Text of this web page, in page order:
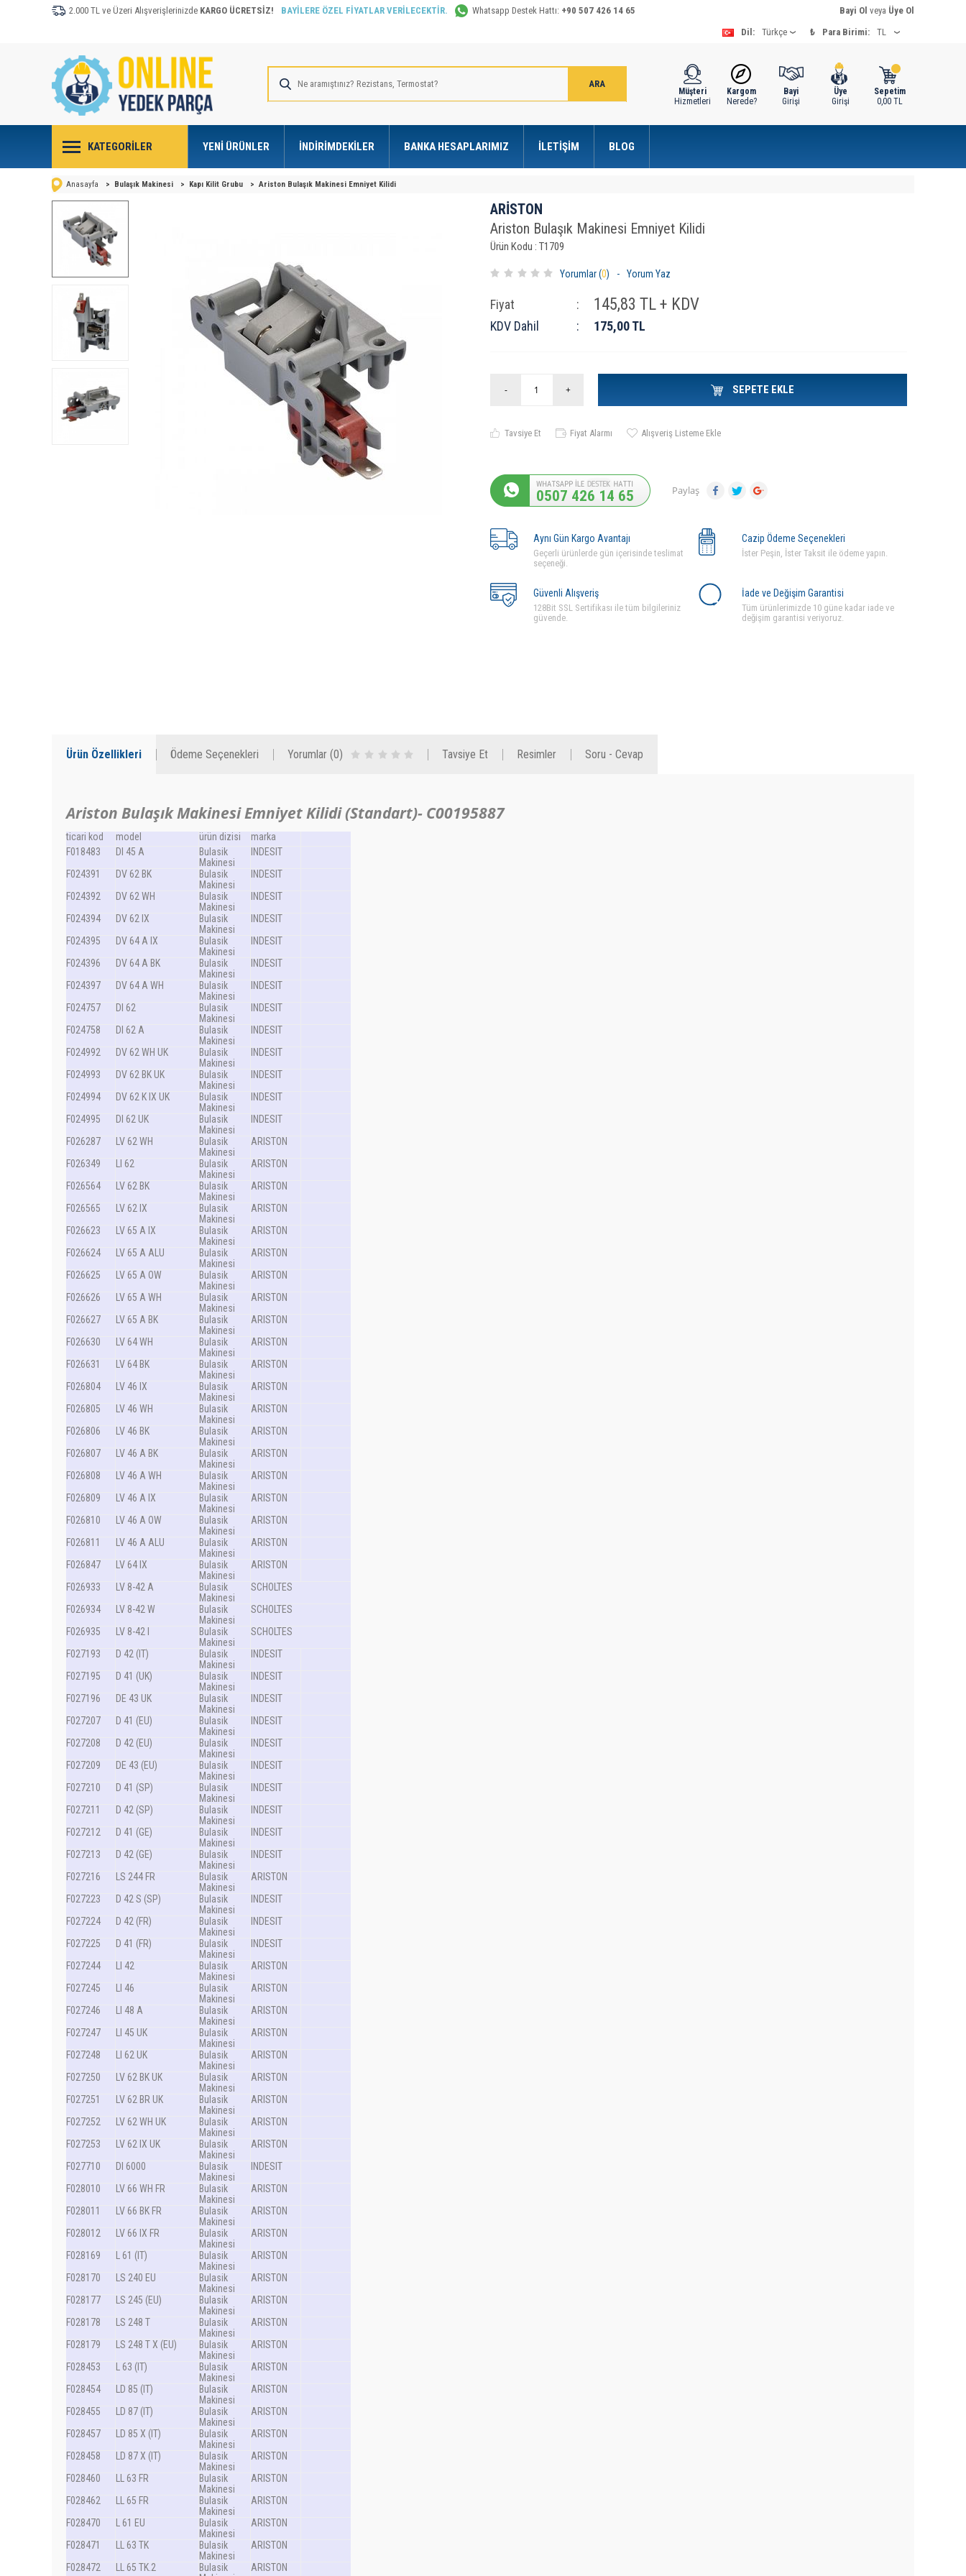
2.000 TL ve Üzeri Alışverişlerinizde KARGO ÜCRETSİZ! BAYİLERE ÖZEL FİYATLAR VERİLECEKTİR. Whatsapp Destek Hattı: +90 507 426 14 65 Bayi Ol veya Üye Ol
Dil:
₺ Para Birimi:
Sepetim
0,00TL
Üye
Girişi
Bayi
Girişi
Kargom
Nerede?
Müşteri
Hizmetleri
KATEGORILER YENI ÜRÜNLER İNDIRIMDEKILER BANKA HESAPLARIMIZ İLETIŞIM BLOG
Anasayfa > Bulaşık Makinesi > Kapı Kilit Grubu > Ariston Bulaşık Makinesi Emniyet Kilidi
ARİSTON
Ariston Bulaşık Makinesi Emniyet Kilidi
Ürün Kodu : T1709
Yorumlar (0) - Yorum Yaz
Fiyat : 145,83 TL + KDV
KDV Dahil : 175,00TL
- + SEPETE EKLE
Tavsiye Et Fiyat Alarmı Alışveriş Listeme Ekle
0507 426 14 65 Paylaş
Aynı Gün Kargo Avantajı
Geçerli ürünlerde gün içerisinde teslimat
seçeneği.
Cazip Ödeme Seçenekleri
İster Peşin, İster Taksit ile ödeme yapın.
Güvenli Alışveriş
128Bit SSL Sertifikası ile tüm bilgileriniz
güvende.
İade ve Değişim Garantisi
Tüm ürünlerimizde 10 güne kadar iade ve
değişim garantisi veriyoruz.
Ürün Özellikleri Ödeme Seçenekleri Yorumlar (0) Tavsiye Et Resimler Soru - Cevap
Ariston Bulaşık Makinesi Emniyet Kilidi (Standart)- C00195887
ticari kod model ürün dizisi
marka
F018483
DI 45 A
Bulasik
Makinesi
INDESIT
F024391
DV 62 BK
Bulasik
Makinesi
INDESIT
F024392
DV 62 WH
Bulasik
Makinesi
INDESIT
F024394
DV 62 IX
Bulasik
Makinesi
INDESIT
F024395
DV 64 A IX
Bulasik
Makinesi
INDESIT
F024396
DV 64 A BK
Bulasik
Makinesi
INDESIT
F024397
DV 64 A WH
Bulasik
Makinesi
INDESIT
F024757
DI 62
Bulasik
Makinesi
INDESIT
F024758
DI 62 A
Bulasik
Makinesi
INDESIT
F024992
DV 62 WH UK
Bulasik
Makinesi
INDESIT
F024993
DV 62 BK UK
Bulasik
Makinesi
INDESIT
F024994
DV 62 K IX UK
Bulasik
Makinesi
INDESIT
F024995
DI 62 UK
Bulasik
Makinesi
INDESIT
F026287
LV 62 WH
Bulasik
Makinesi
ARISTON
F026349
LI 62
Bulasik
Makinesi
ARISTON
F026564
LV 62 BK
Bulasik
Makinesi
ARISTON
F026565
LV 62 IX
Bulasik
Makinesi
ARISTON
F026623
LV 65 A IX
Bulasik
Makinesi
ARISTON
F026624
LV 65 A ALU
Bulasik
Makinesi
ARISTON
F026625
LV 65 A OW
Bulasik
Makinesi
ARISTON
F026626
LV 65 A WH
Bulasik
Makinesi
ARISTON
F026627
LV 65 A BK
Bulasik
Makinesi
ARISTON
F026630
LV 64 WH
Bulasik
Makinesi
ARISTON
F026631
LV 64 BK
Bulasik
Makinesi
ARISTON
F026804
LV 46 IX
Bulasik
Makinesi
ARISTON
F026805
LV 46 WH
Bulasik
Makinesi
ARISTON
F026806
LV 46 BK
Bulasik
Makinesi
ARISTON
F026807
LV 46 A BK
Bulasik
Makinesi
ARISTON
F026808
LV 46 A WH
Bulasik
Makinesi
ARISTON
F026809
LV 46 A IX
Bulasik
Makinesi
ARISTON
F026810
LV 46 A OW
Bulasik
Makinesi
ARISTON
F026811
LV 46 A ALU
Bulasik
Makinesi
ARISTON
F026847
LV 64 IX
Bulasik
Makinesi
ARISTON
F026933
LV 8-42 A
Bulasik
Makinesi
SCHOLTES
F026934
LV 8-42 W
Bulasik
Makinesi
SCHOLTES
F026935
LV 8-42 I
Bulasik
Makinesi
SCHOLTES
F027193
D 42 (IT)
Bulasik
Makinesi
INDESIT
F027195
D 41 (UK)
Bulasik
Makinesi
INDESIT
F027196
DE 43 UK
Bulasik
Makinesi
INDESIT
F027207
D 41 (EU)
Bulasik
Makinesi
INDESIT
F027208
D 42 (EU)
Bulasik
Makinesi
INDESIT
F027209
DE 43 (EU)
Bulasik
Makinesi
INDESIT
F027210
D 41 (SP)
Bulasik
Makinesi
INDESIT
F027211
D 42 (SP)
Bulasik
Makinesi
INDESIT
F027212
D 41 (GE)
Bulasik
Makinesi
INDESIT
F027213
D 42 (GE)
Bulasik
Makinesi
INDESIT
F027216
LS 244 FR
Bulasik
Makinesi
ARISTON
F027223
D 42 S (SP)
Bulasik
Makinesi
INDESIT
F027224
D 42 (FR)
Bulasik
Makinesi
INDESIT
F027225
D 41 (FR)
Bulasik
Makinesi
INDESIT
F027244
LI 42
Bulasik
Makinesi
ARISTON
F027245
LI 46
Bulasik
Makinesi
ARISTON
F027246
LI 48 A
Bulasik
Makinesi
ARISTON
F027247
LI 45 UK
Bulasik
Makinesi
ARISTON
F027248
LI 62 UK
Bulasik
Makinesi
ARISTON
F027250
LV 62 BK UK
Bulasik
Makinesi
ARISTON
F027251
LV 62 BR UK
Bulasik
Makinesi
ARISTON
F027252
LV 62 WH UK
Bulasik
Makinesi
ARISTON
F027253
LV 62 IX UK
Bulasik
Makinesi
ARISTON
F027710
DI 6000
Bulasik
Makinesi
INDESIT
F028010
LV 66 WH FR
Bulasik
Makinesi
ARISTON
F028011
LV 66 BK FR
Bulasik
Makinesi
ARISTON
F028012
LV 66 IX FR
Bulasik
Makinesi
ARISTON
F028169
L 61 (IT)
Bulasik
Makinesi
ARISTON
F028170
LS 240 EU
Bulasik
Makinesi
ARISTON
F028177
LS 245 (EU)
Bulasik
Makinesi
ARISTON
F028178
LS 248 T
Bulasik
Makinesi
ARISTON
F028179
LS 248 T X (EU)
Bulasik
Makinesi
ARISTON
F028453
L 63 (IT)
Bulasik
Makinesi
ARISTON
F028454
LD 85 (IT)
Bulasik
Makinesi
ARISTON
F028455
LD 87 (IT)
Bulasik
Makinesi
ARISTON
F028457
LD 85 X (IT)
Bulasik
Makinesi
ARISTON
F028458
LD 87 X (IT)
Bulasik
Makinesi
ARISTON
F028460
LL 63 FR
Bulasik
Makinesi
ARISTON
F028462
LL 65 FR
Bulasik
Makinesi
ARISTON
F028470
L 61 EU
Bulasik
Makinesi
ARISTON
F028471
LL 63 TK
Bulasik
Makinesi
ARISTON
F028472
LL 65 TK.2
Bulasik
ARISTON